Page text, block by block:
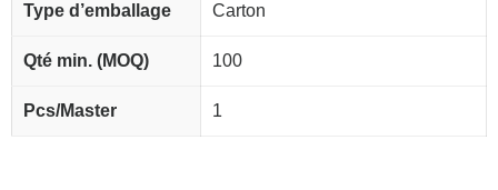
Type d’emballage Carton
Qté min. (MOQ) 100
Pcs/Master 1